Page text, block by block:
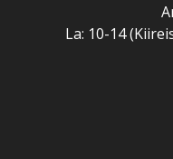
La: 10-14